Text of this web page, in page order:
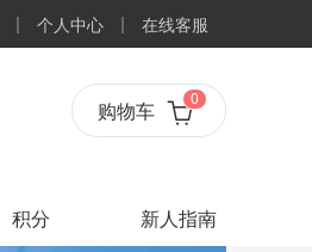
个人中心 在线客服
购物车 0
积分 新人指南